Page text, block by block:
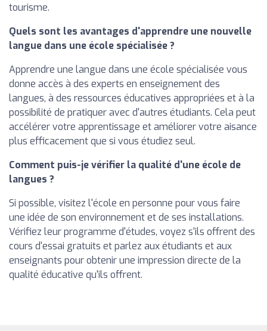
tourisme.
Quels sont les avantages d'apprendre une nouvelle
langue dans une école spécialisée ?
Apprendre une langue dans une école spécialisée vous
donne accès à des experts en enseignement des
langues, à des ressources éducatives appropriées et à la
possibilité de pratiquer avec d'autres étudiants. Cela peut
accélérer votre apprentissage et améliorer votre aisance
plus efficacement que si vous étudiez seul.
Comment puis-je vérifier la qualité d'une école de
langues ?
Si possible, visitez l'école en personne pour vous faire
une idée de son environnement et de ses installations.
Vérifiez leur programme d'études, voyez s'ils offrent des
cours d'essai gratuits et parlez aux étudiants et aux
enseignants pour obtenir une impression directe de la
qualité éducative qu'ils offrent.